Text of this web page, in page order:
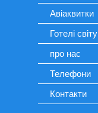
Авіаквитки
Готелі світу
про нас
Телефони
Контакти